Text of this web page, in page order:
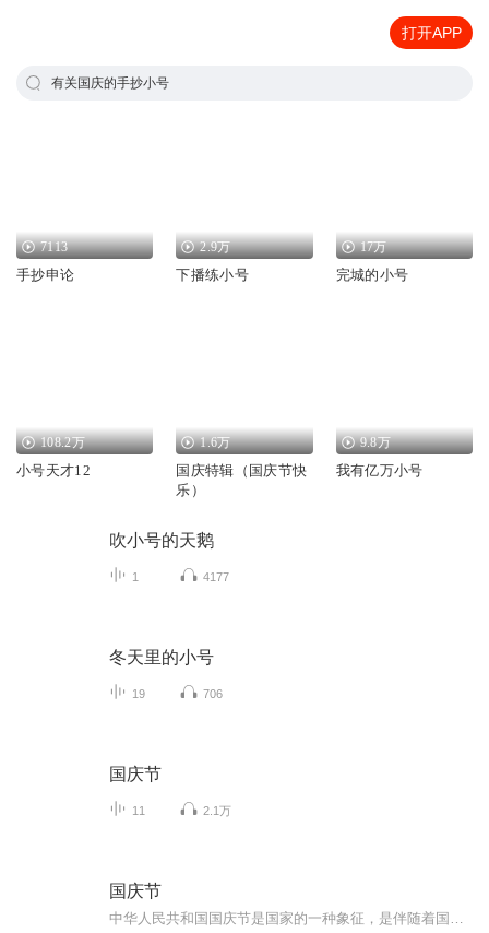
打开APP
有关国庆的手抄小号
7113
手抄申论
2.9万
下播练小号
17万
完城的小号
108.2万
小号天才12
1.6万
国庆特辑（国庆节快
乐）
9.8万
我有亿万小号
吹小号的天鹅
1 4177
冬天里的小号
19 706
国庆节
11 2.1万
国庆节